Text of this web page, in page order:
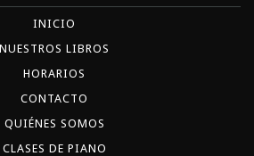
INICIO
NUESTROS LIBROS
HORARIOS
CONTACTO
QUIÉNES SOMOS
CLASES DE PIANO